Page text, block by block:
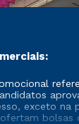
exceto na
bolsas